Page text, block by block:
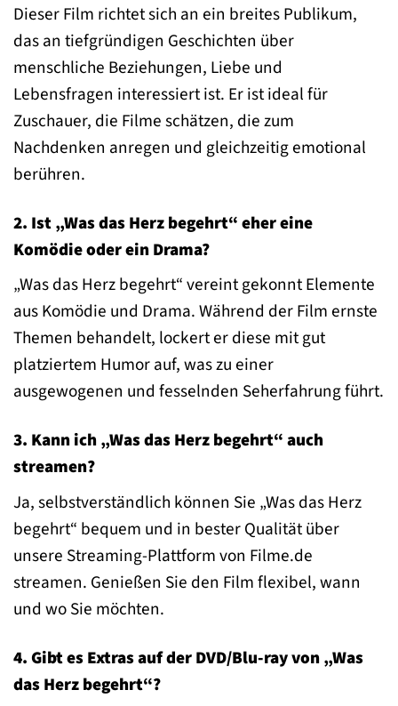
Dieser Film richtet sich an ein breites Publikum,
das an tiefgründigen Geschichten über
menschliche Beziehungen, Liebe und
Lebensfragen interessiert ist. Er ist ideal für
Zuschauer, die Filme schätzen, die zum
Nachdenken anregen und gleichzeitig emotional
berühren.
2. Ist „Was das Herz begehrt“ eher eine
Komödie oder ein Drama?
„Was das Herz begehrt“ vereint gekonnt Elemente
aus Komödie und Drama. Während der Film ernste
Themen behandelt, lockert er diese mit gut
platziertem Humor auf, was zu einer
ausgewogenen und fesselnden Seherfahrung führt.
3. Kann ich „Was das Herz begehrt“ auch
streamen?
Ja, selbstverständlich können Sie „Was das Herz
begehrt“ bequem und in bester Qualität über
unsere Streaming-Plattform von Filme.de
streamen. Genießen Sie den Film flexibel, wann
und wo Sie möchten.
4. Gibt es Extras auf der DVD/Blu-ray von „Was
das Herz begehrt“?